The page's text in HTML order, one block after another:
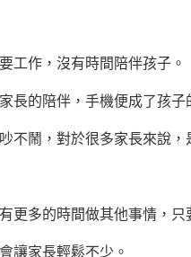
作，沒有時間陪伴孩子。
的陪伴，手機便成了孩子
鬧，對於很多家長來說，
多的時間做其他事情，只
家長輕鬆不少。